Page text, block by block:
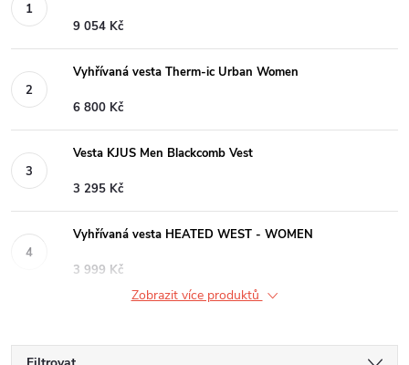
9 054 Kč
Vyhřívaná vesta Therm-ic Urban Women
6 800 Kč
Vesta KJUS Men Blackcomb Vest
3 295 Kč
Vyhřívaná vesta HEATED WEST - WOMEN
3 999 Kč
Zobrazit více produktů